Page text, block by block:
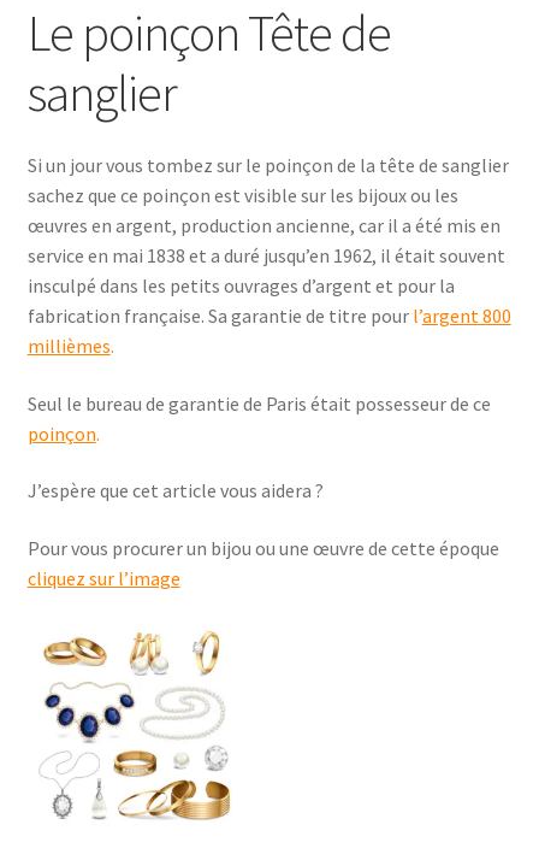
Le poinçon Tête de
sanglier
Si un jour vous tombez sur le poinçon de la tête de sanglier
sachez que ce poinçon est visible sur les bijoux ou les
œuvres en argent, production ancienne, car il a été mis en
service en mai 1838 et a duré jusqu’en 1962, il était souvent
insculpé dans les petits ouvrages d’argent et pour la
fabrication française. Sa garantie de titre pour l’argent 800
millièmes.
Seul le bureau de garantie de Paris était possesseur de ce
poinçon.
J’espère que cet article vous aidera ?
Pour vous procurer un bijou ou une œuvre de cette époque
cliquez sur l’image